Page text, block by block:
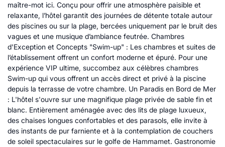
maître-mot ici. Conçu pour offrir une atmosphère paisible et
relaxante, l’hôtel garantit des journées de détente totale autour
des piscines ou sur la plage, bercées uniquement par le bruit des
vagues et une musique d’ambiance feutrée. Chambres
d'Exception et Concepts "Swim-up" : Les chambres et suites de
l’établissement offrent un confort moderne et épuré. Pour une
expérience VIP ultime, succombez aux célèbres chambres
Swim-up qui vous offrent un accès direct et privé à la piscine
depuis la terrasse de votre chambre. Un Paradis en Bord de Mer
: L'hôtel s'ouvre sur une magnifique plage privée de sable fin et
blanc. Entièrement aménagée avec des lits de plage luxueux,
des chaises longues confortables et des parasols, elle invite à
des instants de pur farniente et à la contemplation de couchers
de soleil spectaculaires sur le golfe de Hammamet. Gastronomie